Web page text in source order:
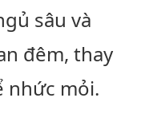
sâu và
đêm, thay
nhức mỏi.